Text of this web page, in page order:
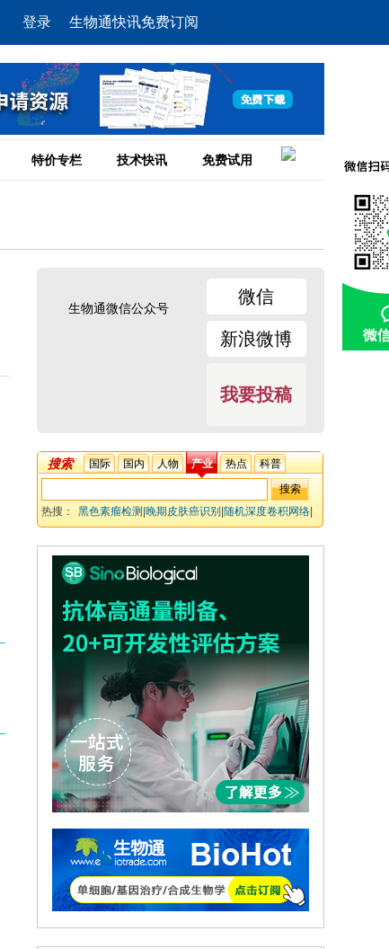
登录 生物通快讯免费订阅
特价专栏 技术快讯 免费试用
生物通微信公众号
微信
新浪微博
我要投稿
搜索 国际 国内 人物 产业 热点 科普
热搜： 黑色素瘤检测 晚期皮肤癌识别 随机深度卷积网络